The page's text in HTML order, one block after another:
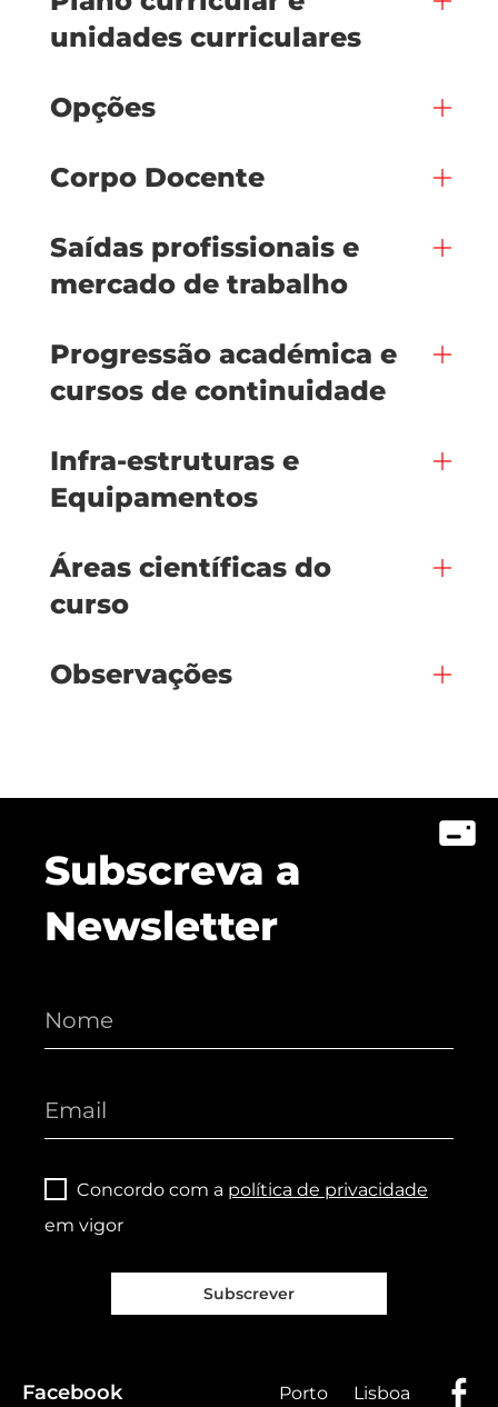
unidades curriculares
Opções
Corpo Docente
Saídas profissionais e
mercado de trabalho
Progressão académica e
cursos de continuidade
Infra-estruturas e
Equipamentos
Áreas científicas do
curso
Observações
Subscreva a
Newsletter
Concordo com a política de privacidade
em vigor
Subscrever
Facebook Porto Lisboa